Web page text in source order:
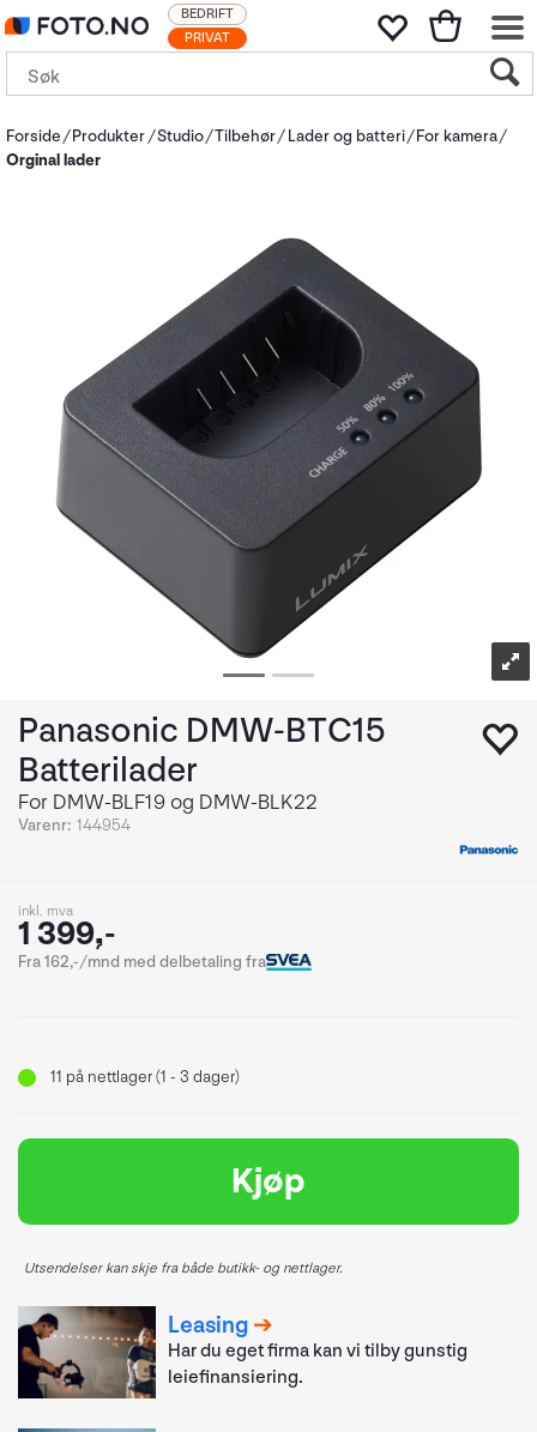
PRIVAT
BEDRIFT
Forside Produkter Studio Tilbehør Lader og batteri
For kamera
Orginal lader
Panasonic DMW-BTC15
Batterilader
For DMW-BLF19 og DMW-BLK22
Varenr: 144954
inkl. mva
1 399,-
Fra 162,-/mnd med delbetaling fra
11 på nettlager (1 - 3 dager)
Kjøp
Utsendelser kan skje fra både butikk- og nettlager.
Leasing
Har du eget firma kan vi tilby gunstig
leiefinansiering.